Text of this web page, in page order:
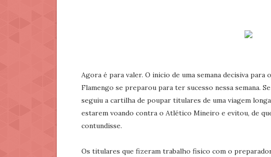
Agora é para valer. O inicio de uma semana decisiva para
Flamengo se preparou para ter sucesso nessa semana.
seguiu a cartilha de poupar titulares de uma viagem
estarem voando contra o Atlético Mineiro e evitou, de
contundisse.
Os titulares que fizeram trabalho fisico com o